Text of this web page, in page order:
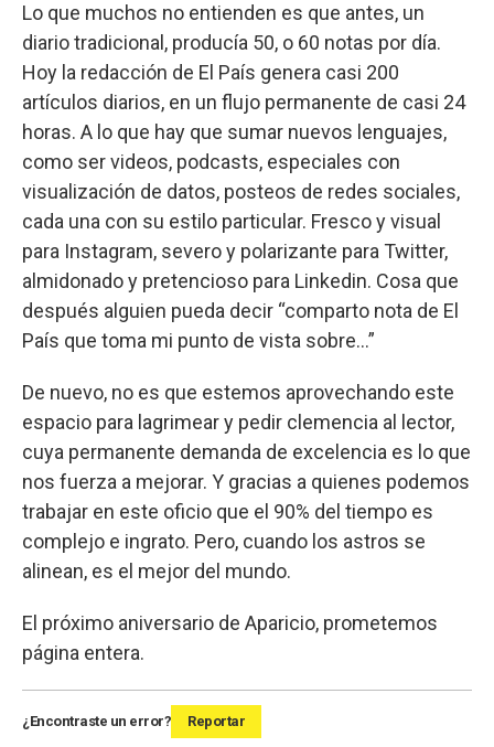
Lo que muchos no entienden es que antes, un
diario tradicional, producía 50, o 60 notas por día.
Hoy la redacción de El País genera casi 200
artículos diarios, en un flujo permanente de casi 24
horas. A lo que hay que sumar nuevos lenguajes,
como ser videos, podcasts, especiales con
visualización de datos, posteos de redes sociales,
cada una con su estilo particular. Fresco y visual
para Instagram, severo y polarizante para Twitter,
almidonado y pretencioso para Linkedin. Cosa que
después alguien pueda decir “comparto nota de El
País que toma mi punto de vista sobre...”
De nuevo, no es que estemos aprovechando este
espacio para lagrimear y pedir clemencia al lector,
cuya permanente demanda de excelencia es lo que
nos fuerza a mejorar. Y gracias a quienes podemos
trabajar en este oficio que el 90% del tiempo es
complejo e ingrato. Pero, cuando los astros se
alinean, es el mejor del mundo.
El próximo aniversario de Aparicio, prometemos
página entera.
¿Encontraste un error? Reportar